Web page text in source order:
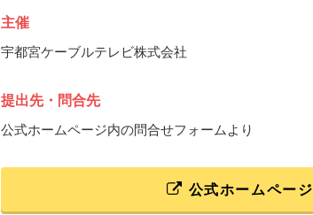
主催
宇都宮ケーブルテレビ株式会社
提出先・問合先
公式ホームページ内の問合せフォームより
公式ホームページ